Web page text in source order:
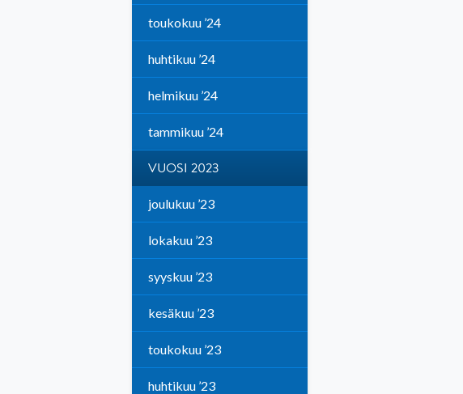
toukokuu ’24
huhtikuu ’24
helmikuu ’24
tammikuu ’24
VUOSI 2023
joulukuu ’23
lokakuu ’23
syyskuu ’23
kesäkuu ’23
toukokuu ’23
huhtikuu ’23